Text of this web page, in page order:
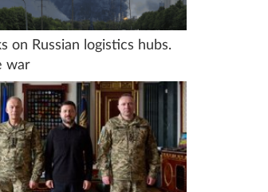
on Russian logistics hubs.
war